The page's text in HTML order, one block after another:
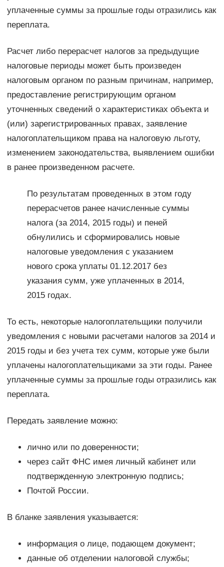
уплаченные суммы за прошлые годы отразились как
переплата.
Расчет либо перерасчет налогов за предыдущие
налоговые периоды может быть произведен
налоговым органом по разным причинам, например,
предоставление регистрирующим органом
уточненных сведений о характеристиках объекта и
(или) зарегистрированных правах, заявление
налогоплательщиком права на налоговую льготу,
изменением законодательства, выявлением ошибки
в ранее произведенном расчете.
По результатам проведенных в этом году
перерасчетов ранее начисленные суммы
налога (за 2014, 2015 годы) и пеней
обнулились и сформировались новые
налоговые уведомления с указанием
нового срока уплаты 01.12.2017 без
указания сумм, уже уплаченных в 2014,
2015 годах.
То есть, некоторые налогоплательщики получили
уведомления с новыми расчетами налогов за 2014 и
2015 годы и без учета тех сумм, которые уже были
уплачены налогоплательщиками за эти годы. Ранее
уплаченные суммы за прошлые годы отразились как
переплата.
Передать заявление можно:
лично или по доверенности;
через сайт ФНС имея личный кабинет или
подтвержденную электронную подпись;
Почтой России.
В бланке заявления указывается:
информация о лице, подающем документ;
данные об отделении налоговой службы;